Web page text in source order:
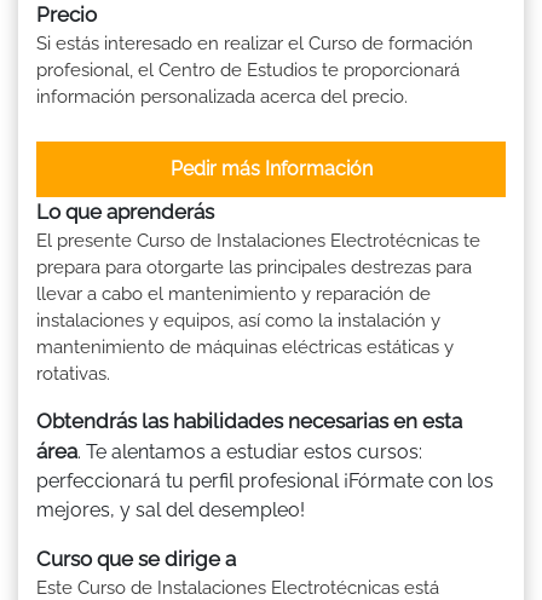
Precio
Si estás interesado en realizar el Curso de formación
profesional, el Centro de Estudios te proporcionará
información personalizada acerca del precio.
Pedir más Información
Lo que aprenderás
El presente Curso de Instalaciones Electrotécnicas te
prepara para otorgarte las principales destrezas para
llevar a cabo el mantenimiento y reparación de
instalaciones y equipos, así como la instalación y
mantenimiento de máquinas eléctricas estáticas y
rotativas.
Obtendrás las habilidades necesarias en esta
área. Te alentamos a estudiar estos cursos:
perfeccionará tu perfil profesional ¡Fórmate con los
mejores, y sal del desempleo!
Curso que se dirige a
Este Curso de Instalaciones Electrotécnicas está